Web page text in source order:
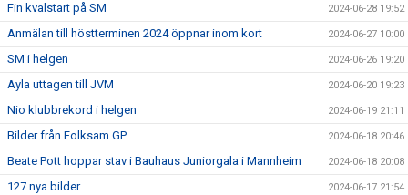
Fin kvalstart på SM 2024-06-28 19:52
Anmälan till höstterminen 2024 öppnar inom kort 2024-06-27 10:00
SM i helgen 2024-06-26 19:20
Ayla uttagen till JVM 2024-06-20 19:23
Nio klubbrekord i helgen 2024-06-19 21:11
Bilder från Folksam GP 2024-06-18 20:46
Beate Pott hoppar stav i Bauhaus Juniorgala i Mannheim 2024-06-18 20:08
127 nya bilder 2024-06-17 21:54